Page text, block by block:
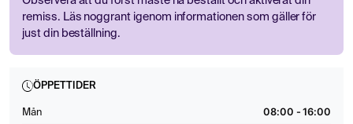
remiss. Läs noggrant igenom informationen som gäller för
just din beställning.
ÖPPETTIDER
Mån 08:00 - 16:00